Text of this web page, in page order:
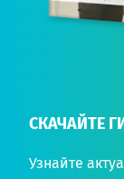
СКАЧАЙТЕ
Узнайте